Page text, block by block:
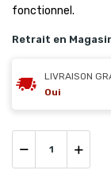
fonctionnel.
Retrait en
LIVRAISON
Oui